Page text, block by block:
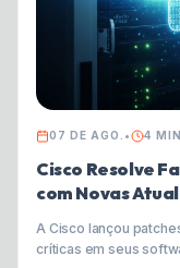
07 DE AGO. • 4 MIN
Cisco Resolve
com Novas
A Cisco lançou
críticas em seus